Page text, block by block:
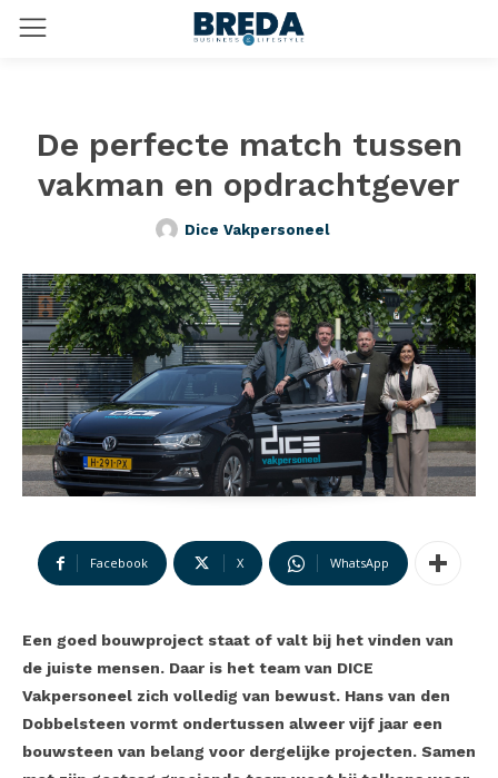
De perfecte match tussen
vakman en opdrachtgever
Dice Vakpersoneel
Facebook X WhatsApp
Een goed bouwproject staat of valt bij het vinden van
de juiste mensen. Daar is het team van DICE
Vakpersoneel zich volledig van bewust. Hans van den
Dobbelsteen vormt ondertussen alweer vijf jaar een
bouwsteen van belang voor dergelijke projecten. Samen